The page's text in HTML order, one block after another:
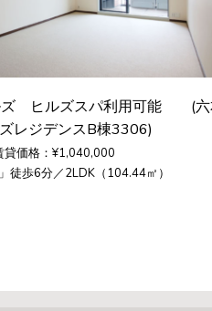
ズ ヒルズスパ利用可能 (六
レジデンスB棟3306)
貸価格：¥1,040,000
徒歩6分／2LDK（104.44㎡）